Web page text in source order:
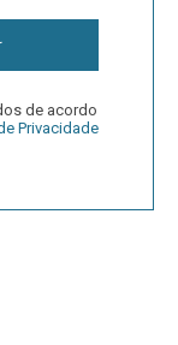
de acordo
Privacidade